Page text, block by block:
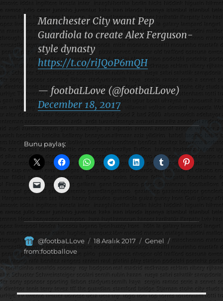
Manchester City want Pep
Guardiola to create Alex Ferguson-
style dynasty
https://t.co/riJQ0P6mQH
— footbaLLove (@footbaLLove)
December 18, 2017
Bunu paylaş:
Yazar
@footbaLLove
Yayın
18 Aralık 2017 Kategoriler
Genel
Etiketler
from:footballove